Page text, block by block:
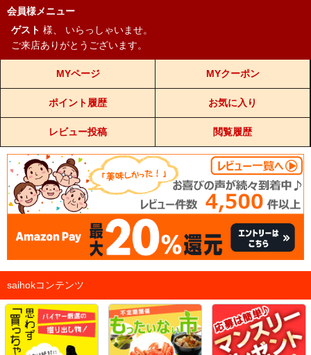
会員様メニュー
ゲスト 様、
いらっしゃいませ。
ご来店ありがとうございます。
MYページ MYクーポン
ポイント履歴 お気に入り
レビュー投稿 閲覧履歴
saihokコンテンツ